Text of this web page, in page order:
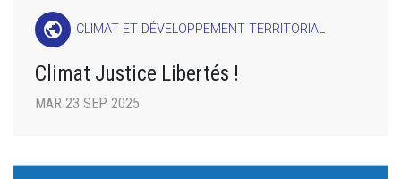
public CLIMAT ET DÉVELOPPEMENT TERRITORIAL
Climat Justice Libertés !
MAR 23 SEP 2025